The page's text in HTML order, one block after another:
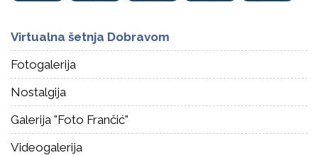
Virtualna šetnja Dobravom
Fotogalerija
Nostalgija
Galerija "Foto Frančić"
Videogalerija